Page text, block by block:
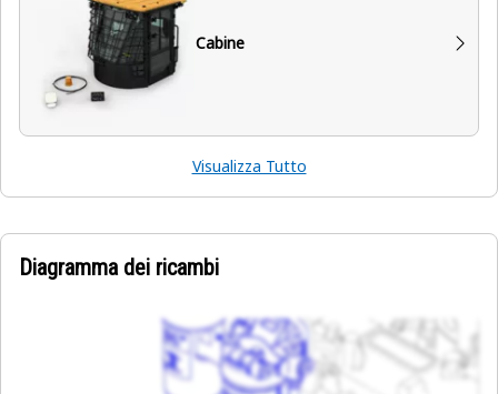
Cabine
Visualizza Tutto
Diagramma dei ricambi